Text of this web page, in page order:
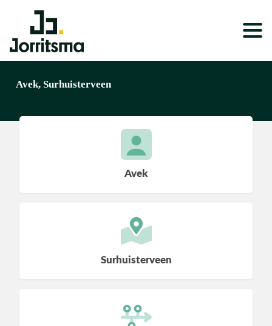
Expertises
Projecten
Nieuws
Industrie
Avek, Surhuisterveen
Avek
Surhuisterveen